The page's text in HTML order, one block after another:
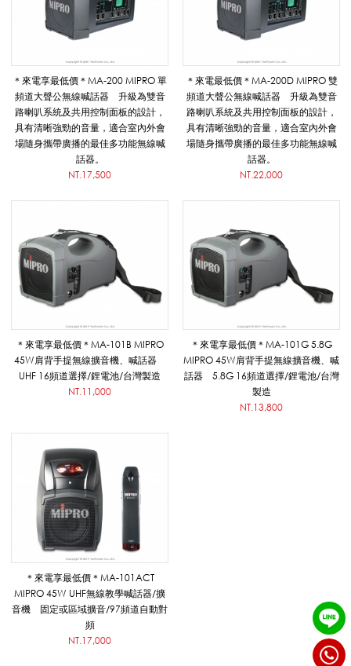
I
O
_
系
列
|
＊來電享最低價＊MA-200 MIPRO 單
頻道大聲公無線喊話器 升級為雙音
路喇叭系統及共用控制面板的設計，
具有清晰強勁的音量，適合室內外會
場隨身攜帶廣播的最佳多功能無線喊
話器。
NT.17,500
＊來電最低價＊MA-200D MIPRO 雙
頻道大聲公無線喊話器 升級為雙音
路喇叭系統及共用控制面板的設計，
具有清晰強勁的音量，適合室內外會
場隨身攜帶廣播的最佳多功能無線喊
話器。
NT.22,000
＊來電享最低價＊MA-101B MIPRO
45W肩背手提無線擴音機、喊話器
UHF 16頻道選擇/鋰電池/台灣製造
NT.11,000
＊來電享最低價＊MA-101G 5.8G
MIPRO 45W肩背手提無線擴音機、喊
話器 5.8G 16頻道選擇/鋰電池/台灣
製造
NT.13,800
＊來電享最低價＊MA-101ACT
MIPRO 45W UHF無線教學喊話器/擴
音機 固定或區域擴音/97頻道自動對
頻
NT.17,000